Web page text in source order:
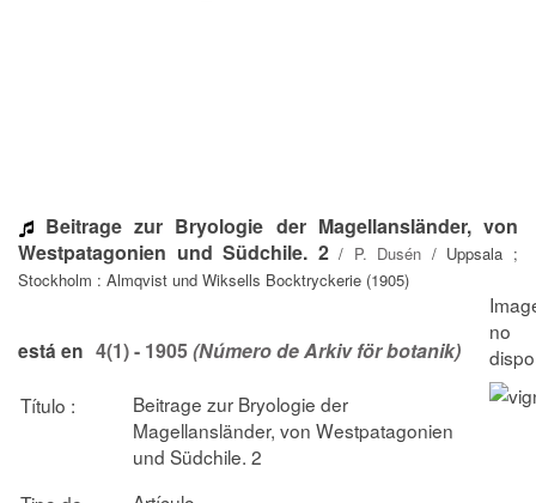
Beitrage zur Bryologie der Magellansländer, von
Westpatagonien und Südchile. 2/ P. Dusén / Uppsala ;
Stockholm : Almqvist und Wiksells Bocktryckerie (1905)
está en 4(1) - 1905(Número de Arkiv för botanik)
Título :
Beitrage zur Bryologie der
Magellansländer, von Westpatagonien
und Südchile. 2